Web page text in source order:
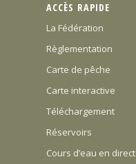
ACCÈS RAPIDE
La Fédération
Règlementation
Carte de pêche
Carte interactive
Téléchargement
Réservoirs
Cours d’eau en direct